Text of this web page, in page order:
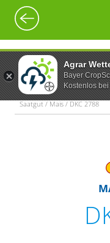
Agrar
Bayer
Kostenlos
Saatgut / Mais / DKC 2788